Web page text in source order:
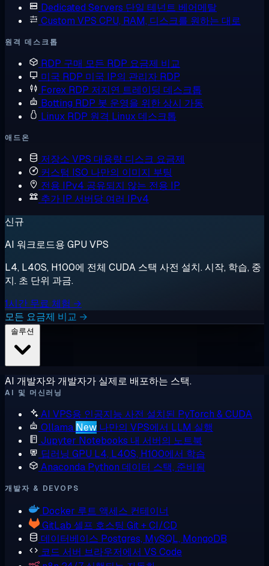
Dedicated Servers 단일 테넌트 베어메탈
Custom VPS CPU, RAM, 디스크를 원하는 대로
원격 데스크톱
RDP 구매 모든 RDP 요금제 비교
미국 RDP 미국 IP의 관리자 RDP
Forex RDP 저지연 트레이딩 데스크톱
Botting RDP 봇 운영을 위한 상시 가동
Linux RDP 원격 Linux 데스크톱
애드온
저장소 VPS 대용량 디스크 요금제
커스텀 ISO 나만의 이미지 부팅
전용 IPv4 공유되지 않는 전용 IP
추가 IP 서버당 여러 IPv4
신규
AI 워크로드용 GPU VPS
L4, L40S, H100에 전체 CUDA 스택 사전 설치. 시작, 학습, 중
지. 초 단위 과금.
1시간 무료 체험 →
모든 요금제 비교 →
AI 개발자와 개발자가 실제로 배포하는 스택.
AI 및 머신러닝
AI VPS용 인공지능 사전 설치된 PyTorch & CUDA
Ollama New 나만의 VPS에서 LLM 실행
Jupyter Notebooks 내 서버의 노트북
딥러닝 GPU L4, L40S, H100에서 학습
Anaconda Python 데이터 스택, 준비됨
개발자 & DEVOPS
Docker 루트 액세스 컨테이너
GitLab 셀프 호스팅 Git + CI/CD
데이터베이스 Postgres, MySQL, MongoDB
코드 서버 브라우저에서 VS Code